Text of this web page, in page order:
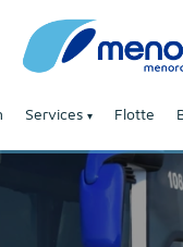
Services Flotte